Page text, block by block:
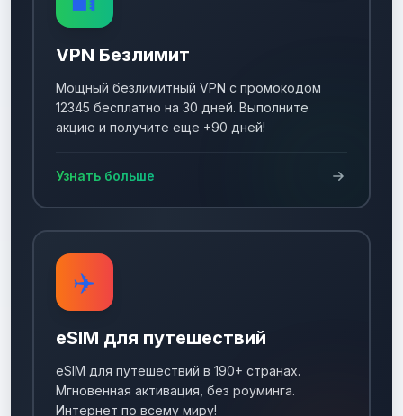
VPN Безлимит
Мощный безлимитный VPN с промокодом
12345 бесплатно на 30 дней. Выполните
акцию и получите еще +90 дней!
Узнать больше
✈️
eSIM для путешествий
eSIM для путешествий в 190+ странах.
Мгновенная активация, без роуминга.
Интернет по всему миру!